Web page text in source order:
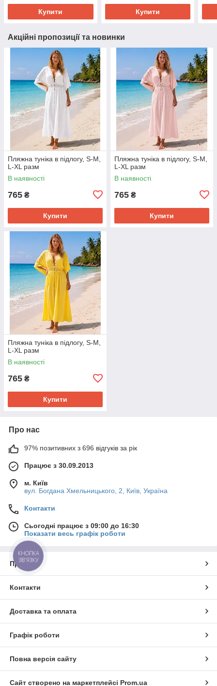
Купити Купити
Акційні пропозиції та новинки
Пляжна туніка в підлогу, S-M,
L-XL разм
В наявності
765 ₴
Купити
Пляжна туніка в підлогу, S-M,
L-XL разм
В наявності
765 ₴
Купити
Пляжна туніка в підлогу, S-M,
L-XL разм
В наявності
765 ₴
Купити
Про нас
97% позитивних з 696 відгуків за рік
Працює з 30.09.2013
м. Київ
вул. Богдана Хмельницького, 2, Київ, Україна
Контакти
Сьогодні працює з 09:00 до 16:30
Показати весь графік роботи
Про нас
Контакти
Доставка та оплата
Графік роботи
Повна версія сайту
Сайт створено на маркетплейсі Prom.ua
КНОПКА
ЗВ'ЯЗКУ